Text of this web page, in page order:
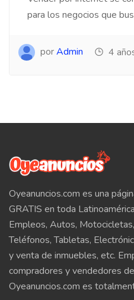
para los negocios que
porAdmin 4
Oyeanuncios.com es una
GRATIS en toda
Empleos, Autos,
Teléfonos, Tabletas,
y venta de inmuebles, etc.
compradores y vendedores
Oyeanuncios.com es